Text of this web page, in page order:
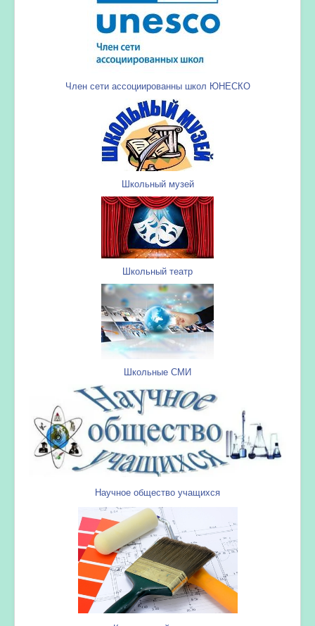
Член сети ассоциированны школ ЮНЕСКО
Школьный музей
Школьный театр
Школьные СМИ
Научное общество учащихся